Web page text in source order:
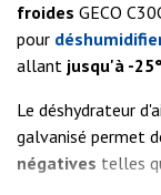
froides GECO
pour
allant jusqu'à -
Le déshydrateur
galvanisé permet
négatives telles